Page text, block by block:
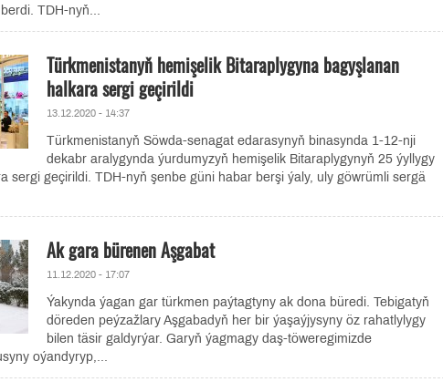
TDH-nyň...
Türkmenistanyň hemişelik Bitaraplygyna bagyşlanan
halkara sergi geçirildi
13.12.2020 - 14:37
Türkmenistanyň Söwda-senagat edarasynyň binasynda 1-12-nji
dekabr aralygynda ýurdumyzyň hemişelik Bitaraplygynyň 25 ýyllygy
sergi geçirildi. TDH-nyň şenbe güni habar berşi ýaly, uly göwrümli sergä
Ak gara bürenen Aşgabat
11.12.2020 - 17:07
Ýakynda ýagan gar türkmen paýtagtyny ak dona büredi. Tebigatyň
döreden peýzažlary Aşgabadyň her bir ýaşaýjysyny öz rahatlylygy
bilen täsir galdyrýar. Garyň ýagmagy daş-töweregimizde
oýandyryp,...